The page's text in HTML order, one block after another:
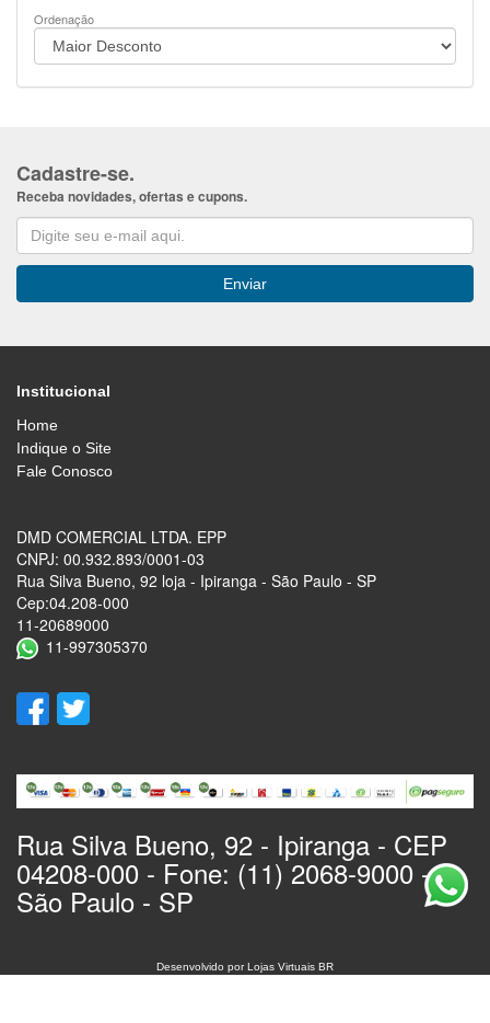
Ordenação
Cadastre-se.
Receba novidades, ofertas e cupons.
Institucional
Home
Indique o Site
Fale Conosco
DMD COMERCIAL LTDA. EPP
CNPJ: 00.932.893/0001-03
Rua Silva Bueno, 92 loja - Ipiranga - São Paulo - SP
Cep:04.208-000
11-20689000
11-997305370
Rua Silva Bueno, 92 - Ipiranga - CEP
04208-000 - Fone: (11) 2068-9000 -
São Paulo - SP
Desenvolvido porLojas Virtuais BR